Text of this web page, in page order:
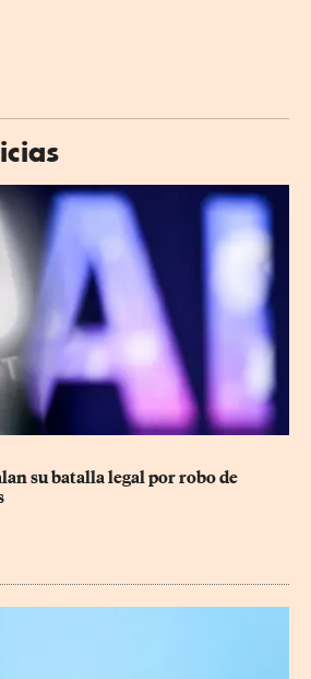
su batalla legal por robo de